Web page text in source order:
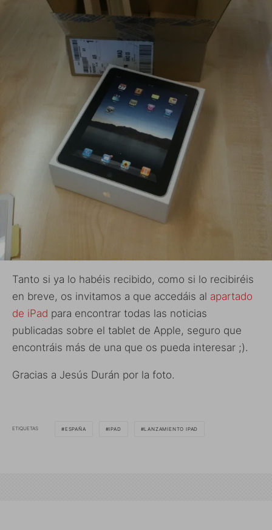
Tanto si ya lo habéis recibido, como si lo recibiréis
en breve, os invitamos a que accedáis al apartado
de iPad para encontrar todas las noticias
publicadas sobre el tablet de Apple, seguro que
encontráis más de una que os pueda interesar ;).
Gracias a Jesús Durán por la foto.
ETIQUETAS ESPAÑA IPAD LANZAMIENTO IPAD